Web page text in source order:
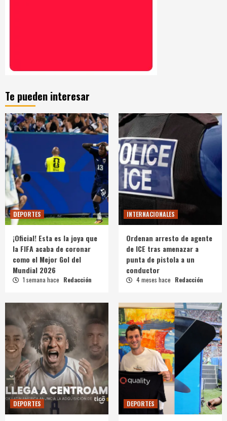
Te pueden interesar
DEPORTES
¡Oficial! Esta es la joya que
la FIFA acaba de coronar
como el Mejor Gol del
Mundial 2026
1 semana hace Redacción
INTERNACIONALES
Ordenan arresto de agente
de ICE tras amenazar a
punta de pistola a un
conductor
4 meses hace Redacción
DEPORTES DEPORTES